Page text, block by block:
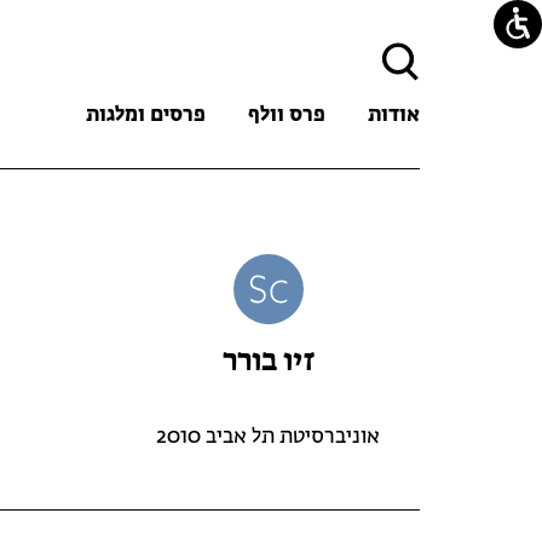
חיפוש:
אודות פרס וולף פרסים ומלגות
זיו בורר
אוניברסיטת תל אביב 2010